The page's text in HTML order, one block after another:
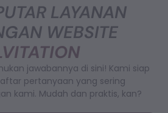
LAYANAN
WEBSITE
jawabannya di sini! Kami siap
pertanyaan yang sering
kami. Mudah dan praktis, kan?